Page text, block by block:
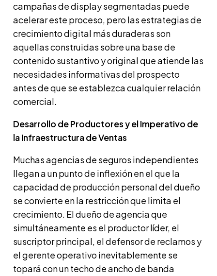
campañas de display segmentadas puede
acelerar este proceso, pero las estrategias de
crecimiento digital más duraderas son
aquellas construidas sobre una base de
contenido sustantivo y original que atiende las
necesidades informativas del prospecto
antes de que se establezca cualquier relación
comercial.
Desarrollo de Productores y el Imperativo de
la Infraestructura de Ventas
Muchas agencias de seguros independientes
llegan a un punto de inflexión en el que la
capacidad de producción personal del dueño
se convierte en la restricción que limita el
crecimiento. El dueño de agencia que
simultáneamente es el productor líder, el
suscriptor principal, el defensor de reclamos y
el gerente operativo inevitablemente se
topará con un techo de ancho de banda